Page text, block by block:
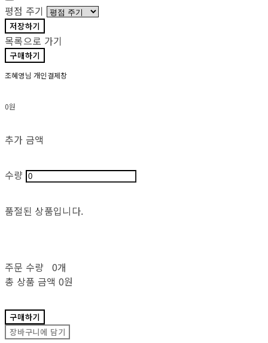
평점 주기
저장하기
목록으로 가기
구매하기
조혜영님 개인결제창
0원
추가 금액
수량
품절된 상품입니다.
주문 수량
0개
총 상품 금액 0원
구매하기
장바구니에 담기